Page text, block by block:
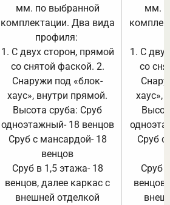
мм. по выбранной
комплектации. Два вида
профиля:
1. С двух сторон, прямой
со снятой фаской. 2.
Снаружи под «блок-
хаус», внутри прямой.
Высота сруба: Сруб
одноэтажный- 18 венцов
Сруб с мансардой- 18
венцов
Сруб в 1,5 этажа- 18
венцов, далее каркас с
внешней отделкой
мм.
1. С
со
хаус»,
Сруб с
Сруб